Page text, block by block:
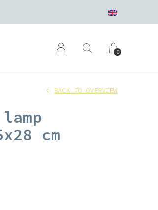
0
cm
BACK TO OVERVIEW